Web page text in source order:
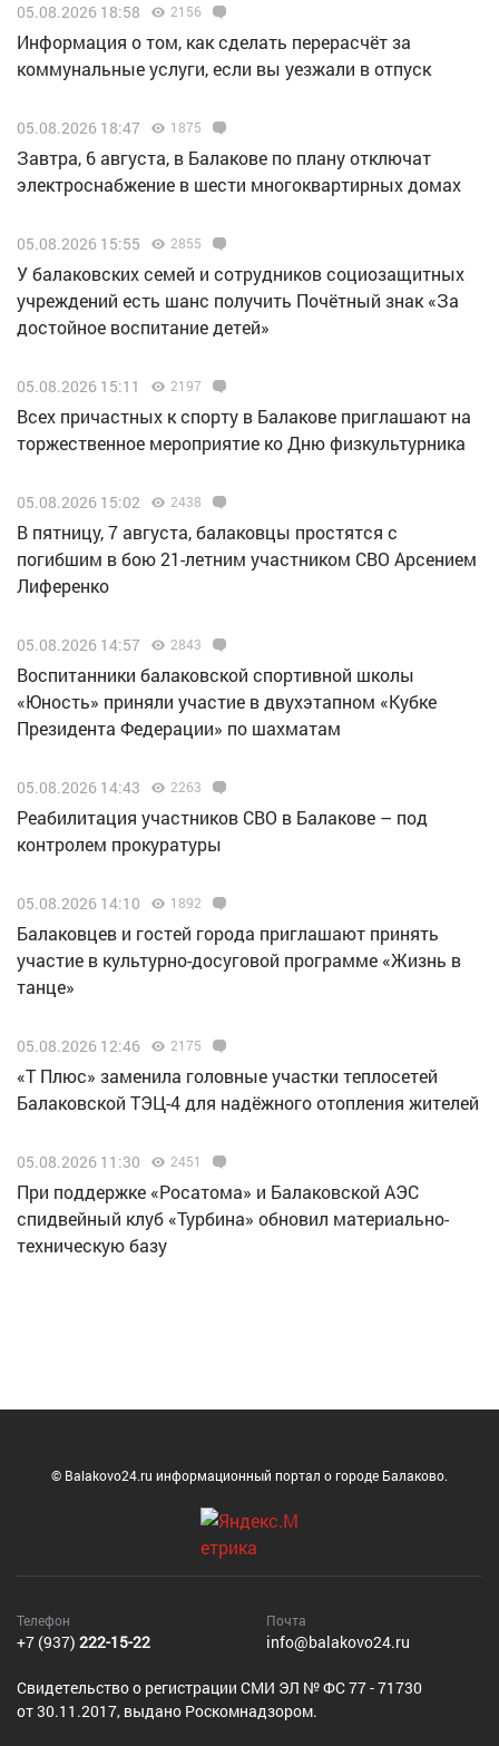
05.08.2026 18:58 2156
Информация о том, как сделать перерасчёт за
коммунальные услуги, если вы уезжали в отпуск
05.08.2026 18:47 1875
Завтра, 6 августа, в Балакове по плану отключат
электроснабжение в шести многоквартирных домах
05.08.2026 15:55 2855
У балаковских семей и сотрудников социозащитных
учреждений есть шанс получить Почётный знак «За
достойное воспитание детей»
05.08.2026 15:11 2197
Всех причастных к спорту в Балакове приглашают на
торжественное мероприятие ко Дню физкультурника
05.08.2026 15:02 2438
В пятницу, 7 августа, балаковцы простятся с
погибшим в бою 21-летним участником СВО Арсением
Лиференко
05.08.2026 14:57 2843
Воспитанники балаковской спортивной школы
«Юность» приняли участие в двухэтапном «Кубке
Президента Федерации» по шахматам
05.08.2026 14:43 2263
Реабилитация участников СВО в Балакове – под
контролем прокуратуры
05.08.2026 14:10 1892
Балаковцев и гостей города приглашают принять
участие в культурно-досуговой программе «Жизнь в
танце»
05.08.2026 12:46 2175
«Т Плюс» заменила головные участки теплосетей
Балаковской ТЭЦ-4 для надёжного отопления жителей
05.08.2026 11:30 2451
При поддержке «Росатома» и Балаковской АЭС
спидвейный клуб «Турбина» обновил материально-
техническую базу
© Balakovo24.ru информационный портал о городе Балаково.
Телефон
+7 (937) 222-15-22
Почта
info@balakovo24.ru
Cвидетельство о регистрации СМИ ЭЛ № ФС 77 - 71730
от 30.11.2017, выдано Роскомнадзором.